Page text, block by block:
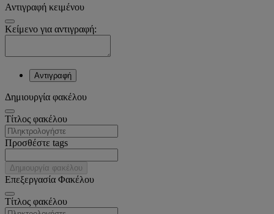
Αντιγραφή κειμένου
Κείμενο για αντιγραφή:
Αντιγραφή
Δημιουργία φακέλου
Tίτλος φακέλου
Προσθέστε tags
Δημιουργία φακέλου
Επεξεργασία Φακέλου
Tίτλος φακέλου